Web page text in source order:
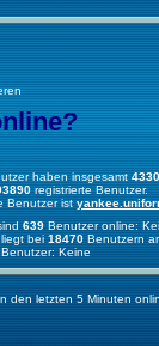
haben insgesamt
registrierte Benutzer.
Benutzer ist
639 Benutzer online:
bei 18470 Benutzern
Keine
den letzten 5 Minuten